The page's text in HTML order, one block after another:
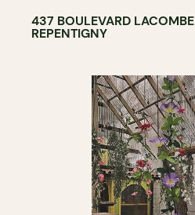
437 BOULEVARD LACOMBE
REPENTIGNY